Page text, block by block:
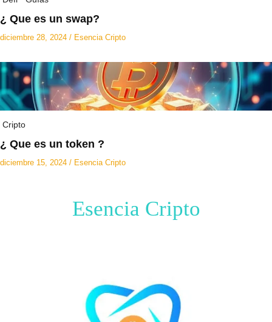
¿ Que es un swap?
diciembre 28, 2024 / Esencia Cripto
Cripto
¿ Que es un token ?
diciembre 15, 2024 / Esencia Cripto
Esencia Cripto